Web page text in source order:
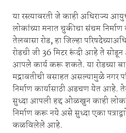
या रस्त्यावरती जे काही अधिराज्य
लोकांच्या मनात चुकीचा संचम
तेलवासा रोड, हा जिल्हा
रोडची जी 36 मिटर रूंदी आहे ते सोडून
आपले कार्य करू शकते. या रोडच्या
मद्रावतीची वसाहत असल्यामुळे नगर
निर्माण कार्यासाठी अडचण येत आहे.
सुध्दा आपली हद्द ओळखुन काही
निर्माण करू नये असे सुध्दा एका
कळविलेले आहे.